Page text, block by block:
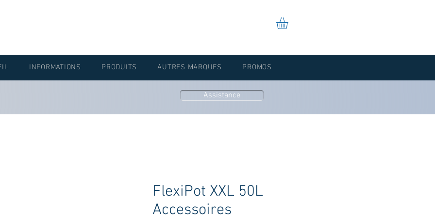
FlexiPot XXL 50L
Accessoires
Assistance
INFORMATIONS PRODUITS AUTRES MARQUES PROMOS